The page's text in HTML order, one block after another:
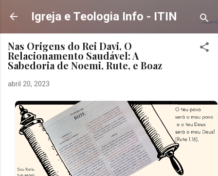
Pular para o conteúdo principal
Igreja e Teologia Info - ITIN
Nas Origens do Rei Davi, O
Relacionamento Saudável: A
Sabedoria de Noemi, Rute, e Boaz
abril 20, 2023